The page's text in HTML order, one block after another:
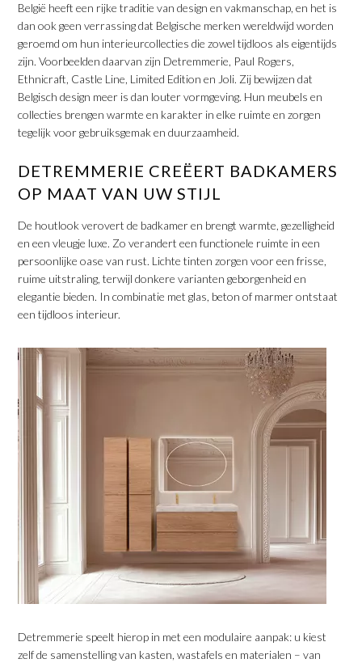
​België heeft een rijke traditie van design en vakmanschap, en het is
dan ook geen verrassing dat Belgische merken wereldwijd worden
geroemd om hun interieurcollecties die zowel tijdloos als eigentijds
zijn. Voorbeelden daarvan zijn Detremmerie, Paul Rogers,
Ethnicraft, Castle Line, Limited Edition en Joli. Zij bewijzen dat
Belgisch design meer is dan louter vormgeving. Hun meubels en
collecties brengen warmte en karakter in elke ruimte en zorgen
tegelijk voor gebruiksgemak en duurzaamheid.
​DETREMMERIE CREËERT BADKAMERS
OP MAAT VAN UW STIJL
De houtlook verovert de badkamer en brengt warmte, gezelligheid
en een vleugje luxe. Zo verandert een functionele ruimte in een
persoonlijke oase van rust. Lichte tinten zorgen voor een frisse,
ruime uitstraling, terwijl donkere varianten geborgenheid en
elegantie bieden. In combinatie met glas, beton of marmer ontstaat
een tijdloos interieur.
​Detremmerie speelt hierop in met een modulaire aanpak: u kiest
zelf de samenstelling van kasten, wastafels en materialen – van